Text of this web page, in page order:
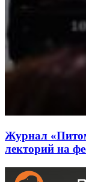
Журнал
лекторий на